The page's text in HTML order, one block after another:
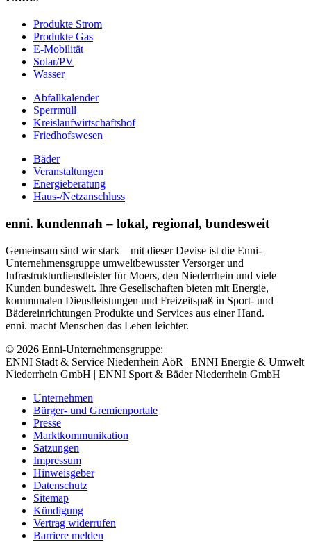
Produkte Strom
Produkte Gas
E-Mobilität
Solar/PV
Wasser
Abfallkalender
Sperrmüll
Kreislaufwirtschaftshof
Friedhofswesen
Bäder
Veranstaltungen
Energieberatung
Haus-/Netzanschluss
enni. kundennah – lokal, regional, bundesweit
Gemeinsam sind wir stark – mit dieser Devise ist die Enni-
Unternehmensgruppe umweltbewusster Versorger und
Infrastrukturdienstleister für Moers, den Niederrhein und viele
Kunden bundesweit. Ihre Gesellschaften bieten mit Energie,
kommunalen Dienstleistungen und Freizeitspaß in Sport- und
Bädereinrichtungen Produkte und Services aus einer Hand.
enni. macht Menschen das Leben leichter.
© 2026 Enni-Unternehmensgruppe:
ENNI Stadt & Service Niederrhein AöR | ENNI Energie & Umwelt
Niederrhein GmbH | ENNI Sport & Bäder Niederrhein GmbH
Unternehmen
Bürger- und Gremienportale
Presse
Marktkommunikation
Satzungen
Impressum
Hinweisgeber
Datenschutz
Sitemap
Kündigung
Vertrag widerrufen
Barriere melden